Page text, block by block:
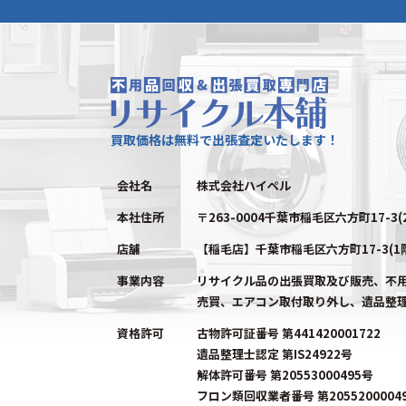
買取価格は無料で出張査定いたします！
会社名
株式会社ハイペル
本社住所
〒263-0004千葉市稲毛区六方町17-
店舗
【稲毛店】千葉市稲毛区六方町17-3(1
事業内容
リサイクル品の出張買取及び販売、不
売買、エアコン取付取り外し、遺品整
資格許可
古物許可証番号 第441420001722
遺品整理士認定 第IS24922号
解体許可番号 第20553000495号
フロン類回収業者番号 第